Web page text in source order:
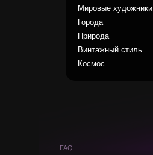
Мировые художники
Города
Природа
Винтажный стиль
Космос
FAQ